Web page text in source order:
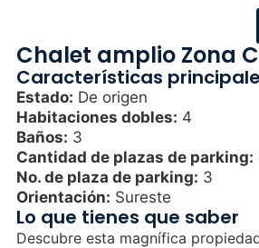
Chalet amplio Zona
Características
Estado: De origen
Habitaciones dobles: 4
Baños: 3
Cantidad de plazas de parking:
No. de plaza de parking: 3
Orientación: Sureste
Lo que tienes que saber
Descubre esta magnífica